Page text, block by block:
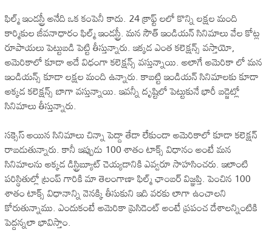
ఫిల్మ్ ఇండస్ట్రీ అనేది ఒక కంపెనీ కాదు. 24 క్రాఫ్ట్ లలో కొన్ని లక్షల మంది
కార్మికుల జీవనాధారం ఫిల్మ్ ఇండస్ట్రీ. మన సౌత్ ఇండియన్ సినిమాలు వేల కోట్ల
రూపాయలు పెట్టుబడి పెట్టి తీస్తున్నారు. ఇక్కడ ఎంత కలెక్షన్స్ వస్తాయో,
అమెరికాలో కూడా అదే విధంగా కలెక్షన్స్ వస్తున్నాయి. అలాగే అమెరికా లో మన
ఇండియన్స్ కూడా లక్షల మంది ఉన్నారు. కాబట్టి ఇండియన్ సినిమాలకు కూడా
అక్కడ కలెక్షన్స్ బాగా వస్తున్నాయి. ఇవన్నీ దృష్టిలో పెట్టుకునే భారీ బడ్జెట్లో
సినిమాలు తీస్తున్నారు.
సక్సెస్ అయిన సినిమాలు చిన్నా పెద్దా తేడా లేకుండా అమెరికాలో కూడా కలెక్షన్
రాబడుతున్నారు. కానీ ఇప్పుడు 100 శాతం టాక్స్ విధానం అంటే మన
సినిమాలను అక్కడ డిస్ట్రిబ్యూట్ చెయ్యడానికి ఎవ్వరూ సాహసించరు. ఇలాంటి
పరిస్థితుల్లో ట్రంప్ గారికి మా తెలంగాణా ఫిల్మ్ ఛాంబర్ విజ్ఞప్తి. పెంచిన 100
శాతం టాక్స్ విధానాన్ని వెనక్కి తీసుకుని ఇది వరకు లాగా ఉంచాలని
కోరుతున్నాము. ఎందుకంటే అమెరికా ప్రెసిడెంట్ అంటే ప్రపంచ దేశాలన్నింటికి
పెద్దన్నలా భావిస్తాం.